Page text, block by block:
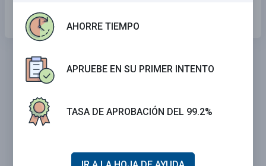
AHORRE TIEMPO
APRUEBE EN SU PRIMER INTENTO
TASA DE APROBACIÓN DEL 99.2%